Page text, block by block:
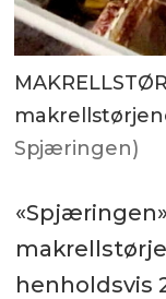
Spjæringen)
henholdsvis